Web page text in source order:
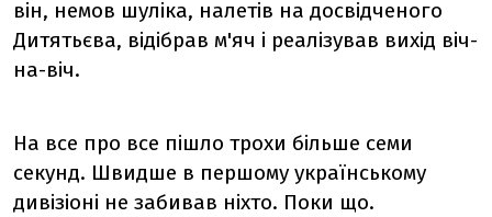
він, немов шуліка, налетів на досвідченого
Дитятьєва, відібрав м'яч і реалізував вихід віч-
на-віч.
На все про все пішло трохи більше семи
секунд. Швидше в першому українському
дивізіоні не забивав ніхто. Поки що.